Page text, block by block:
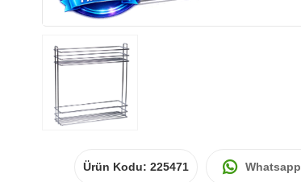
Ürün Kodu: 225471 Whatsapp